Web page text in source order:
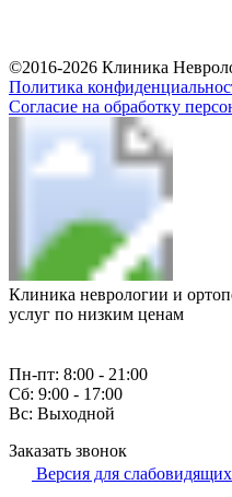
©2016-2026 Клиника
Политика
Согласие на обработку
Клиника неврологии и
услуг по низким ценам
Пн-пт: 8:00 - 21:00
Сб: 9:00 - 17:00
Вс: Выходной
Заказать звонок
Версия для слабовидящих